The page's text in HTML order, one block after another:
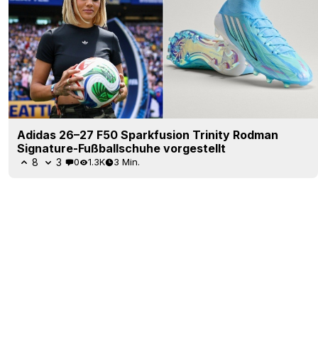
Adidas 26–27 F50 Sparkfusion Trinity Rodman
Signature-Fußballschuhe vorgestellt
8 3 0 1.3K 3 Min.